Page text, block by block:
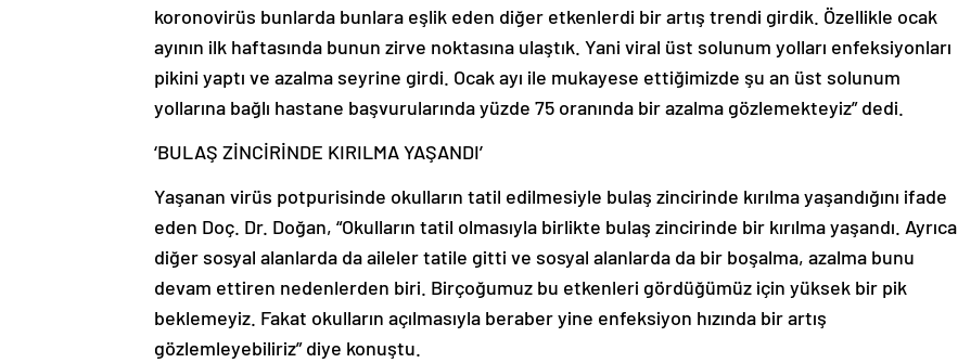
koronovirüs bunlarda bunlara eşlik eden diğer etkenlerdi bir artış trendi girdik. Özellikle ocak
ayının ilk haftasında bunun zirve noktasına ulaştık. Yani viral üst solunum yolları enfeksiyonları
pikini yaptı ve azalma seyrine girdi. Ocak ayı ile mukayese ettiğimizde şu an üst solunum
yollarına bağlı hastane başvurularında yüzde 75 oranında bir azalma gözlemekteyiz” dedi.
‘BULAŞ ZİNCİRİNDE KIRILMA YAŞANDI’
Yaşanan virüs potpurisinde okulların tatil edilmesiyle bulaş zincirinde kırılma yaşandığını ifade
eden Doç. Dr. Doğan, “Okulların tatil olmasıyla birlikte bulaş zincirinde bir kırılma yaşandı. Ayrıca
diğer sosyal alanlarda da aileler tatile gitti ve sosyal alanlarda da bir boşalma, azalma bunu
devam ettiren nedenlerden biri. Birçoğumuz bu etkenleri gördüğümüz için yüksek bir pik
beklemeyiz. Fakat okulların açılmasıyla beraber yine enfeksiyon hızında bir artış
gözlemleyebiliriz” diye konuştu.